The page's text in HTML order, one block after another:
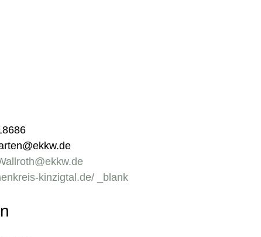
kinzigtal.de/ _blank